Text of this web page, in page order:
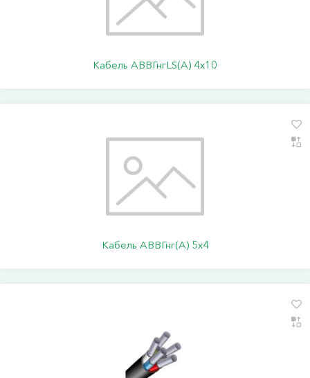
Кабель АВВГнгLS(А) 4х10
Кабель АВВГнг(А) 5х4